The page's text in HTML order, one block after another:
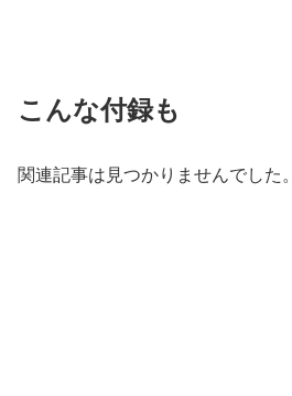
こんな付録も
関連記事は見つかりませんでした。